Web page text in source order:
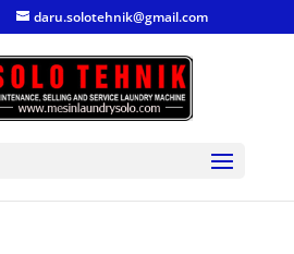
daru.solotehnik@gmail.com